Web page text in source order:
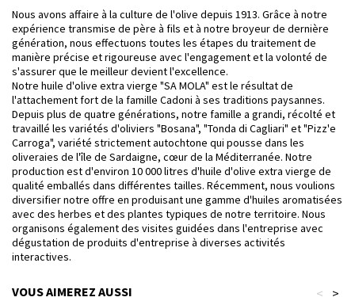
Nous avons affaire à la culture de l'olive depuis 1913. Grâce à notre
expérience transmise de père à fils et à notre broyeur de dernière
génération, nous effectuons toutes les étapes du traitement de
manière précise et rigoureuse avec l'engagement et la volonté de
s'assurer que le meilleur devient l'excellence.
Notre huile d'olive extra vierge "SA MOLA" est le résultat de
l'attachement fort de la famille Cadoni à ses traditions paysannes.
Depuis plus de quatre générations, notre famille a grandi, récolté et
travaillé les variétés d'oliviers "Bosana", "Tonda di Cagliari" et "Pizz'e
Carroga", variété strictement autochtone qui pousse dans les
oliveraies de l'île de Sardaigne, cœur de la Méditerranée. Notre
production est d'environ 10 000 litres d'huile d'olive extra vierge de
qualité emballés dans différentes tailles. Récemment, nous voulions
diversifier notre offre en produisant une gamme d'huiles aromatisées
avec des herbes et des plantes typiques de notre territoire. Nous
organisons également des visites guidées dans l'entreprise avec
dégustation de produits d'entreprise à diverses activités
interactives.
VOUS AIMEREZ AUSSI >
<